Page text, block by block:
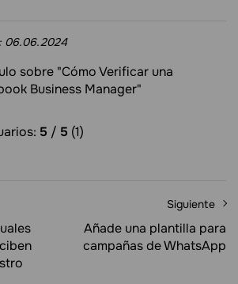
06.06.2024
sobre "Cómo Verificar una
Business Manager"
5 / 5 (1)
Siguiente
Añade una plantilla para
campañas de WhatsApp